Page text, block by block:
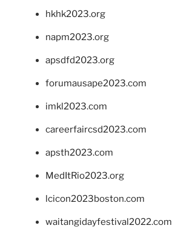
hkhk2023.org
napm2023.org
apsdfd2023.org
forumausape2023.com
imkl2023.com
careerfaircsd2023.com
apsth2023.com
MedItRio2023.org
lcicon2023boston.com
waitangidayfestival2022.com